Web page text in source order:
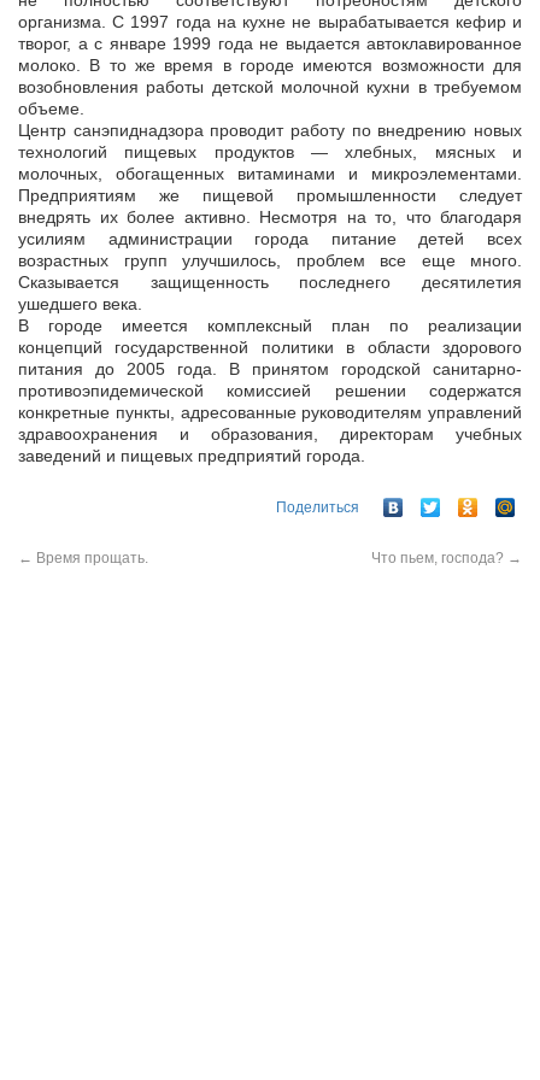
организма. С 1997 года на кухне не вырабатывается кефир и
творог, а с январе 1999 года не выдается автоклавированное
молоко. В то же время в городе имеются возможности для
возобновления работы детской молочной кухни в требуемом
объеме.
Центр санэпиднадзора проводит работу по внедрению новых
технологий пищевых продуктов — хлебных, мясных и
молочных, обогащенных витаминами и микроэлементами.
Предприятиям же пищевой промышленности следует
внедрять их более активно. Несмотря на то, что благодаря
усилиям администрации города питание детей всех
возрастных групп улучшилось, проблем все еще много.
Сказывается защищенность последнего десятилетия
ушедшего века.
В городе имеется комплексный план по реализации
концепций государственной политики в области здорового
питания до 2005 года. В принятом городской санитарно-
противоэпидемической комиссией решении содержатся
конкретные пункты, адресованные руководителям управлений
здравоохранения и образования, директорам учебных
заведений и пищевых предприятий города.
Поделиться
← Время прощать. Что пьем, господа? →